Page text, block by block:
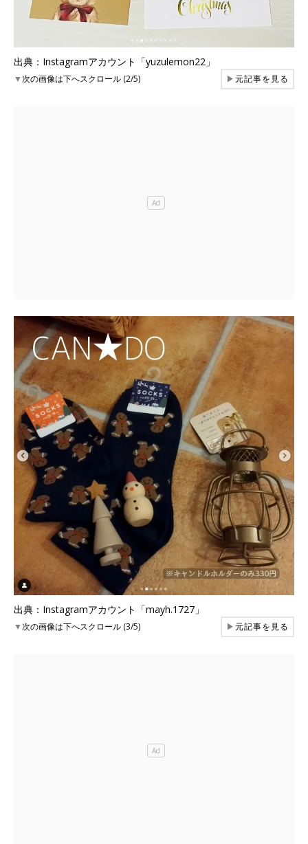
出典：Instagramアカウント「yuzulemon22」
▼次の画像は下へスクロール (2/5) ▶元記事を見る
出典：Instagramアカウント「mayh.1727」
▼次の画像は下へスクロール (3/5) ▶元記事を見る